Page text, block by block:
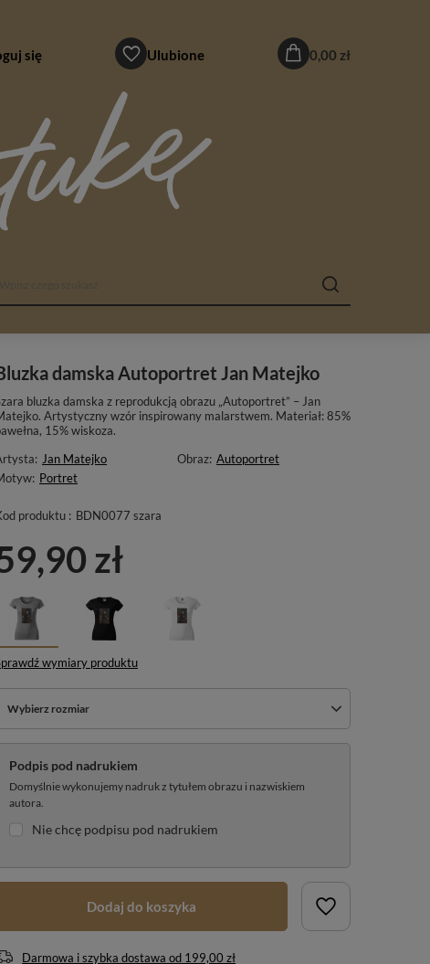
się Ulubione 0,00 zł
damska Autoportret Jan Matejko
bluzka damska z reprodukcją obrazu „Autoportret” – Jan
Artystyczny wzór inspirowany malarstwem. Materiał: 85%
15% wiskoza.
Jan Matejko Obraz: Autoportret
Portret
produktu : BDN0077 szara
zł
wymiary produktu
Wybierz rozmiar
Podpis pod nadrukiem
Domyślnie wykonujemy nadruk z tytułem obrazu i nazwiskiem
autora.
Nie chcę podpisu pod nadrukiem
Dodaj do koszyka
Darmowa i szybka dostawa od 199,00 zł